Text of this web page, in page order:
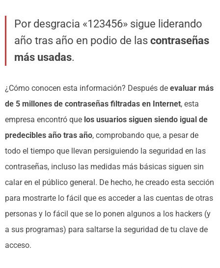
Por desgracia «123456» sigue liderando
año tras año en podio de las contraseñas
más usadas.
¿Cómo conocen esta información? Después de evaluar más
de 5 millones de contraseñas filtradas en Internet, esta
empresa encontró que los usuarios siguen siendo igual de
predecibles año tras año, comprobando que, a pesar de
todo el tiempo que llevan persiguiendo la seguridad en las
contraseñas, incluso las medidas más básicas siguen sin
calar en el público general. De hecho, he creado esta sección
para mostrarte lo fácil que es acceder a las cuentas de otras
personas y lo fácil que se lo ponen algunos a los hackers (y
a sus programas) para saltarse la seguridad de tu clave de
acceso.